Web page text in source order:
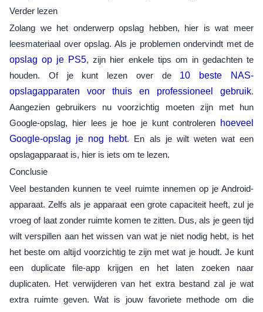
Verder lezen
Zolang we het onderwerp opslag hebben, hier is wat meer
leesmateriaal over opslag. Als je problemen ondervindt met de
opslag op je PS5, zijn hier enkele tips om in gedachten te
houden. Of je kunt lezen over de 10 beste NAS-
opslagapparaten voor thuis en professioneel gebruik.
Aangezien gebruikers nu voorzichtig moeten zijn met hun
Google-opslag, hier lees je hoe je kunt controleren hoeveel
Google-opslag je nog hebt. En als je wilt weten wat een
opslagapparaat is, hier is iets om te lezen.
Conclusie
Veel bestanden kunnen te veel ruimte innemen op je Android-
apparaat. Zelfs als je apparaat een grote capaciteit heeft, zul je
vroeg of laat zonder ruimte komen te zitten. Dus, als je geen tijd
wilt verspillen aan het wissen van wat je niet nodig hebt, is het
het beste om altijd voorzichtig te zijn met wat je houdt. Je kunt
een duplicate file-app krijgen en het laten zoeken naar
duplicaten. Het verwijderen van het extra bestand zal je wat
extra ruimte geven. Wat is jouw favoriete methode om die